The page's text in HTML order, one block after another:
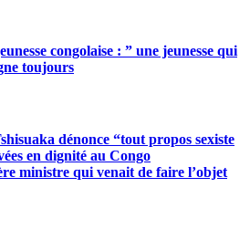
congolaise : ” une jeunesse qui
toujours
dénonce “tout propos sexiste
en dignité au Congo
ministre qui venait de faire l’objet